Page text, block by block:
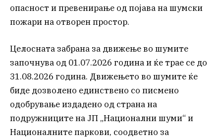
опасност и превенирање од појава на шумски
пожари на отворен простор.
Целосната забрана за движење во шумите
започнува од 01.07.2026 година и ќе трае се до
31.08.2026 година. Движењето во шумите ќе
биде дозволено единствено со писмено
одобрување издадено од страна на
подружниците на ЈП „Национални шуми“ и
Националните паркови, соодветно за